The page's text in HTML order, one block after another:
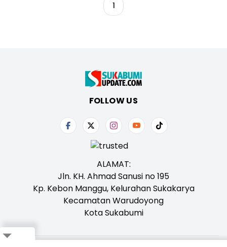
1
FOLLOW US
ALAMAT:
Jln. KH. Ahmad Sanusi no 195
Kp. Kebon Manggu, Kelurahan Sukakarya
Kecamatan Warudoyong
Kota Sukabumi